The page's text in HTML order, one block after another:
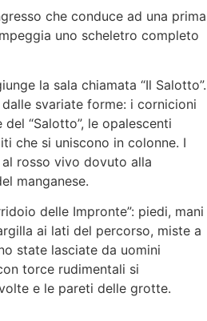
che conduce ad una prima
uno scheletro completo
la sala chiamata “Il Salotto”.
svariate forme: i cornicioni
“Salotto”, le opalescenti
che si uniscono in colonne. I
rosso vivo dovuto alla
manganese.
delle Impronte”: piedi, mani
ai lati del percorso, miste a
state lasciate da uomini
torce rudimentali si
e le pareti delle grotte.